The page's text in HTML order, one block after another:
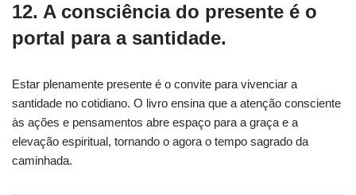
12. A consciência do presente é o
portal para a santidade.
Estar plenamente presente é o convite para vivenciar a
santidade no cotidiano. O livro ensina que a atenção consciente
às ações e pensamentos abre espaço para a graça e a
elevação espiritual, tornando o agora o tempo sagrado da
caminhada.